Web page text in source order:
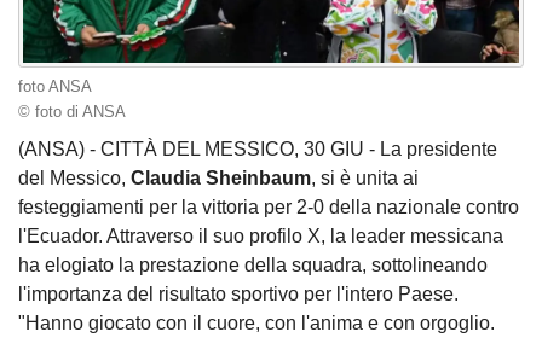
foto ANSA
© foto di ANSA
(ANSA) - CITTÀ DEL MESSICO, 30 GIU - La presidente
del Messico, Claudia Sheinbaum, si è unita ai
festeggiamenti per la vittoria per 2-0 della nazionale contro
l'Ecuador. Attraverso il suo profilo X, la leader messicana
ha elogiato la prestazione della squadra, sottolineando
l'importanza del risultato sportivo per l'intero Paese.
"Hanno giocato con il cuore, con l'anima e con orgoglio.